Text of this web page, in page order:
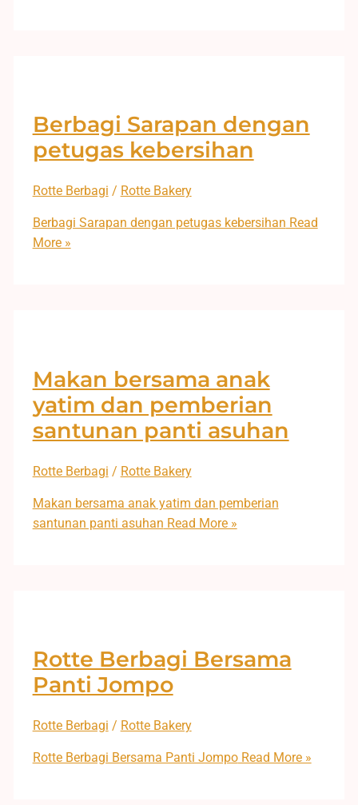
Berbagi Sarapan dengan
petugas kebersihan
Rotte Berbagi / Rotte Bakery
Berbagi Sarapan dengan petugas kebersihan Read
More »
Makan bersama anak
yatim dan pemberian
santunan panti asuhan
Rotte Berbagi / Rotte Bakery
Makan bersama anak yatim dan pemberian
santunan panti asuhan Read More »
Rotte Berbagi Bersama
Panti Jompo
Rotte Berbagi / Rotte Bakery
Rotte Berbagi Bersama Panti JompoRead More »